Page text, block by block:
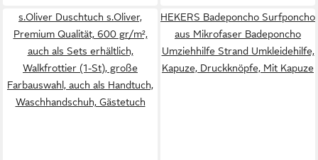
s.Oliver Duschtuch s.Oliver,
Premium Qualität, 600 gr/m²,
auch als Sets erhältlich,
Walkfrottier (1-St), große
Farbauswahl, auch als Handtuch,
Waschhandschuh, Gästetuch
HEKERS Badeponcho Surfponcho
aus Mikrofaser Badeponcho
Umziehhilfe Strand Umkleidehilfe,
Kapuze, Druckknöpfe, Mit Kapuze